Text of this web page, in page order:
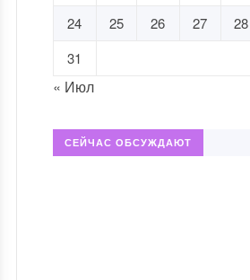
24
25 26 27 28
31
« Июл
СЕЙЧАС ОБСУЖДАЮТ